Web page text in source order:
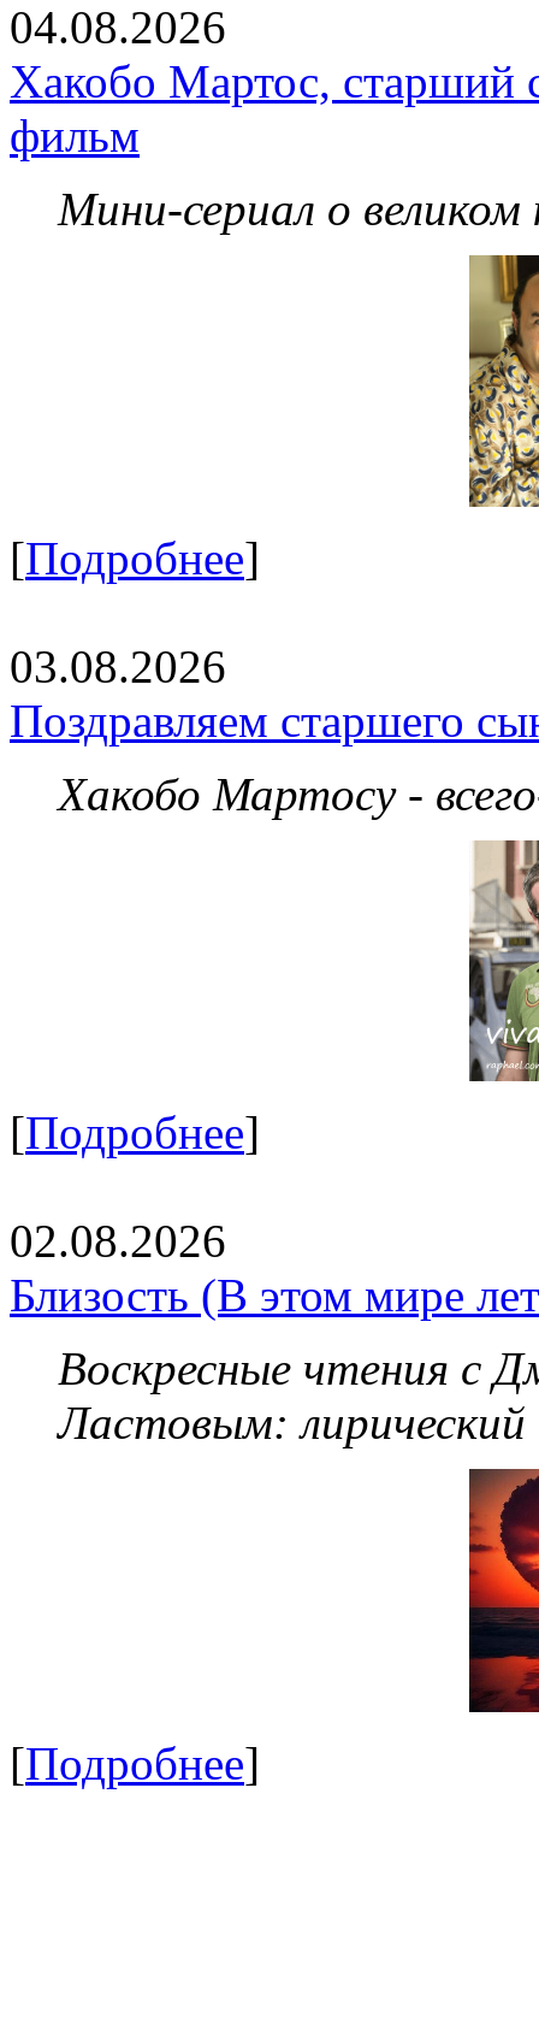
04.08.2026
Хакобо Мартос, старший
фильм
Мини-сериал о великом
[Подробнее]
03.08.2026
Поздравляем старшего
Хакобо Мартосу -
[Подробнее]
02.08.2026
Близость (В этом мире
Воскресные чтения с
Ластовым:
[Подробнее]